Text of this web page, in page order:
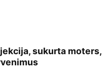
sukurta moters,